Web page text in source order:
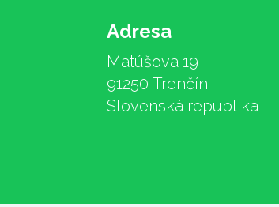
Adresa
Matúšova 19
91250 Trenčín
Slovenská republika